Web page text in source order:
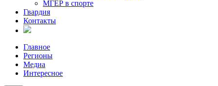
МГЕР в спорте
Гвардия
Контакты
Главное
Регионы
Медиа
Интересное